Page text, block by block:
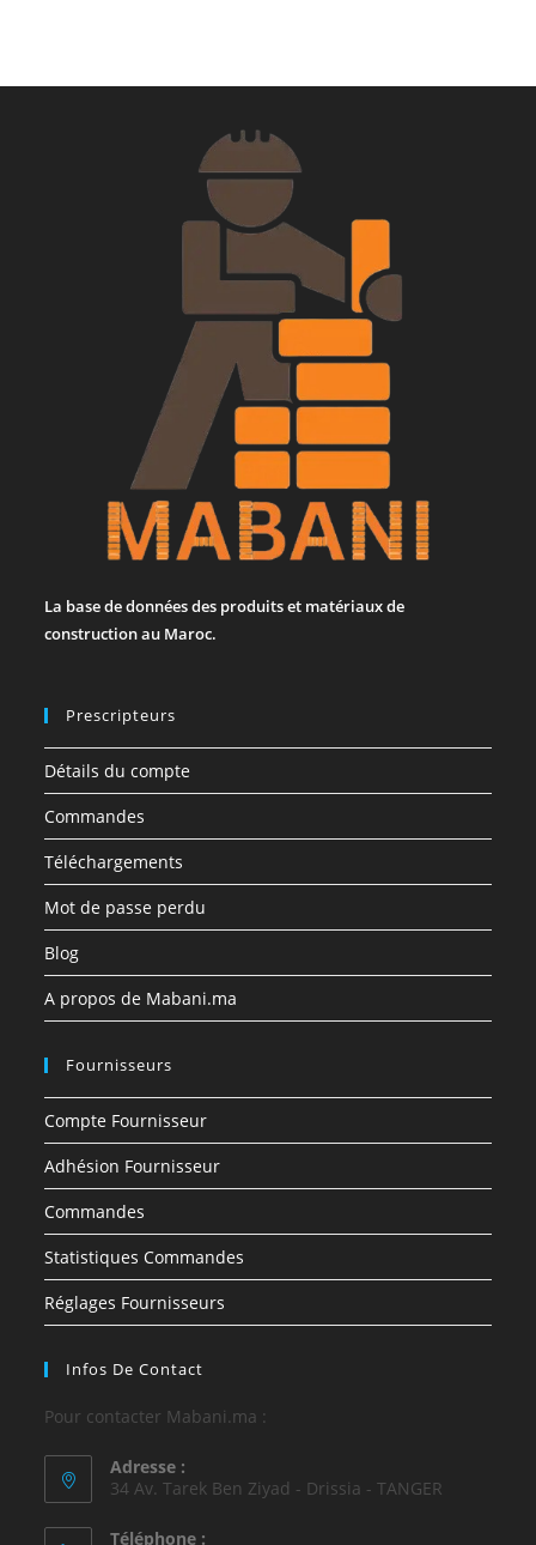
La base de données des produits et matériaux de
construction au Maroc.
Prescripteurs
Détails du compte
Commandes
Téléchargements
Mot de passe perdu
Blog
A propos de Mabani.ma
Fournisseurs
Compte Fournisseur
Adhésion Fournisseur
Commandes
Statistiques Commandes
Réglages Fournisseurs
Infos De Contact
Pour contacter Mabani.ma :
Adresse :
34 Av. Tarek Ben Ziyad - Drissia - TANGER
Téléphone :